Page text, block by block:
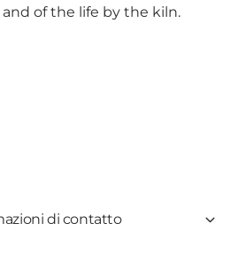
of the life by the kiln.
di contatto